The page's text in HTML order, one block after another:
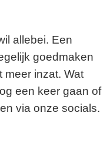
allebei. Een
goedmaken
meer inzat. Wat
een keer gaan of
via onze socials.